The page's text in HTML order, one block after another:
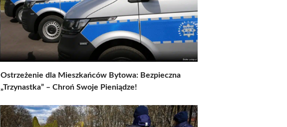
Ostrzeżenie dla Mieszkańców Bytowa: Bezpieczna
„Trzynastka” – Chroń Swoje Pieniądze!